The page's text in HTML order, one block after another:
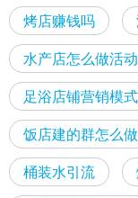
烤店赚钱吗
水产店怎么做活
足浴店铺营销模式
饭店建的群怎么
桶装水引流